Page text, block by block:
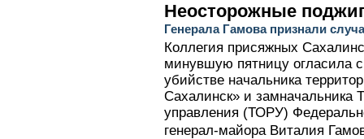
Неосторожные
Генерала Гамова признали
Коллегия присяжных
минувшую пятницу огласила
убийстве начальника
Сахалинск» и замначальника
управления (ТОРУ)
генерал-майора Виталия